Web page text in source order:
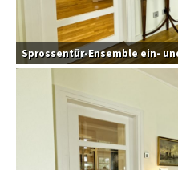
Sprossentür-Ensemble ein-